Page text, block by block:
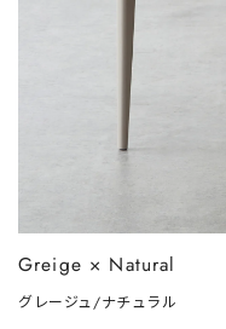
Greige × Natural
グレージュ/ナチュラル